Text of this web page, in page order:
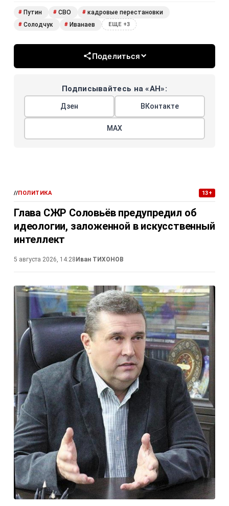
# Путин # СВО # кадровые перестановки
# Солодчук # Иванаев ЕЩЕ +3
Поделиться
Подписывайтесь на «АН»:
Дзен ВКонтакте
МАХ
//ПОЛИТИКА 13+
Глава СЖР Соловьёв предупредил об
идеологии, заложенной в искусственный
интеллект
5 августа 2026, 14:28Иван ТИХОНОВ